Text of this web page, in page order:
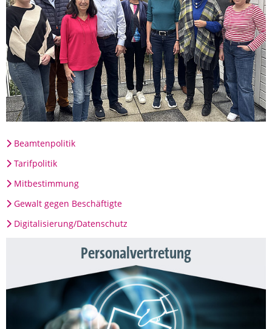
Beamtenpolitik
Tarifpolitik
Mitbestimmung
Gewalt gegen Beschäftigte
Digitalisierung/Datenschutz
Personalvertretung